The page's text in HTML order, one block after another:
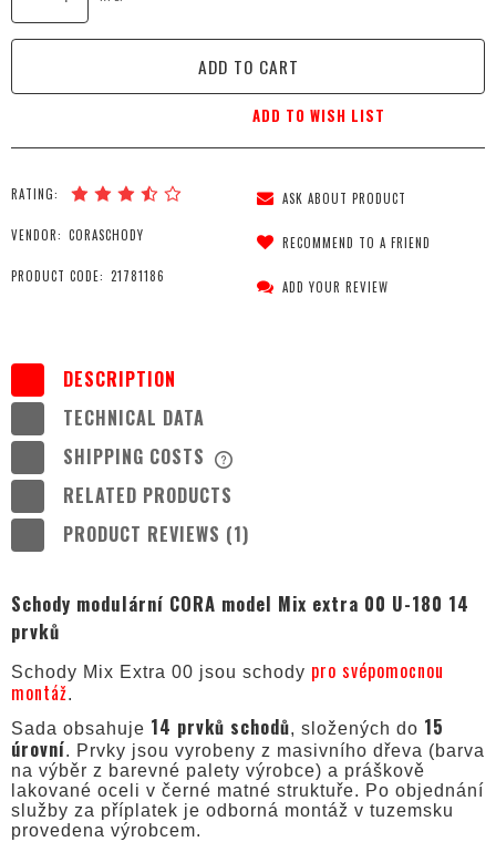
ADD TO CART
ADD TO WISH LIST
RATING:
VENDOR: CORASCHODY
PRODUCT CODE: 21781186
ASK ABOUT PRODUCT
RECOMMEND TO A FRIEND
ADD YOUR REVIEW
DESCRIPTION
TECHNICAL DATA
SHIPPING COSTS
RELATED PRODUCTS
PRODUCT REVIEWS (1)
Schody modulární CORA model Mix extra 00 U-180 14
prvků
Schody Mix Extra 00 jsou schody pro svépomocnou
montáž.
Sada obsahuje 14 prvků schodů, složených do 15
úrovní. Prvky jsou vyrobeny z masivního dřeva (barva
na výběr z barevné palety výrobce) a práškově
lakované oceli v černé matné struktuře. Po objednání
služby za příplatek je odborná montáž v tuzemsku
provedena výrobcem.